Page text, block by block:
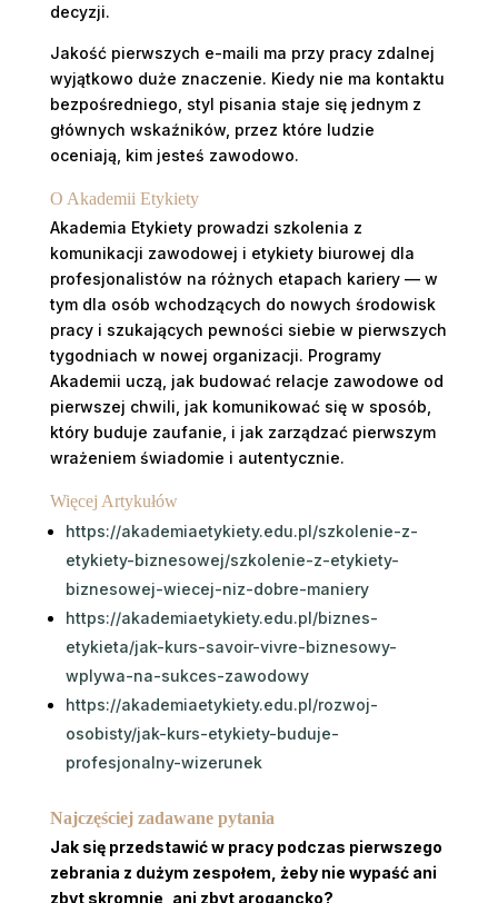
decyzji.
Jakość pierwszych e-maili ma przy pracy zdalnej
wyjątkowo duże znaczenie. Kiedy nie ma kontaktu
bezpośredniego, styl pisania staje się jednym z
głównych wskaźników, przez które ludzie
oceniają, kim jesteś zawodowo.
O Akademii Etykiety
Akademia Etykiety prowadzi szkolenia z
komunikacji zawodowej i etykiety biurowej dla
profesjonalistów na różnych etapach kariery — w
tym dla osób wchodzących do nowych środowisk
pracy i szukających pewności siebie w pierwszych
tygodniach w nowej organizacji. Programy
Akademii uczą, jak budować relacje zawodowe od
pierwszej chwili, jak komunikować się w sposób,
który buduje zaufanie, i jak zarządzać pierwszym
wrażeniem świadomie i autentycznie.
Więcej Artykułów
https://akademiaetykiety.edu.pl/szkolenie-z-
etykiety-biznesowej/szkolenie-z-etykiety-
biznesowej-wiecej-niz-dobre-maniery
https://akademiaetykiety.edu.pl/biznes-
etykieta/jak-kurs-savoir-vivre-biznesowy-
wplywa-na-sukces-zawodowy
https://akademiaetykiety.edu.pl/rozwoj-
osobisty/jak-kurs-etykiety-buduje-
profesjonalny-wizerunek
Najczęściej zadawane pytania
Jak się przedstawić w pracy podczas pierwszego
zebrania z dużym zespołem, żeby nie wypaść ani
zbyt skromnie, ani zbyt arogancko?